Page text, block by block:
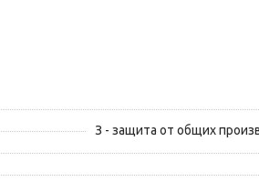
З - защита от общих